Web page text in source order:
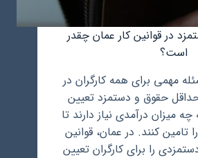
در قوانین کار عمان چقدر
است؟
مهمی برای همه کارگران در
حقوق و دستمزد تعیین
میزان درآمدی نیاز دارند تا
تامین کنند. در عمان، قوانین
را برای کارگران تعیین